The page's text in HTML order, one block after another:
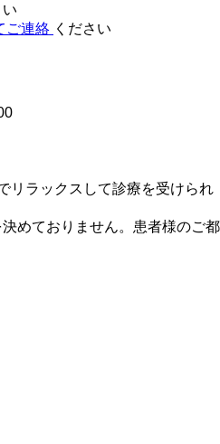
ご連絡 ください
リラックスして診療を受けられ
めておりません。患者様のご都